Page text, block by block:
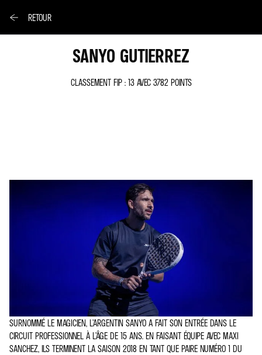
RETOUR
SANYO GUTIERREZ
CLASSEMENT FIP : 13 AVEC 3782 POINTS
SURNOMMÉ LE MAGICIEN, L’ARGENTIN SANYO A FAIT SON ENTRÉE DANS LE
CIRCUIT PROFESSIONNEL À L’ÂGE DE 15 ANS. EN FAISANT ÉQUIPE AVEC MAXI
SANCHEZ, ILS TERMINENT LA SAISON 2018 EN TANT QUE PAIRE NUMÉRO 1 DU